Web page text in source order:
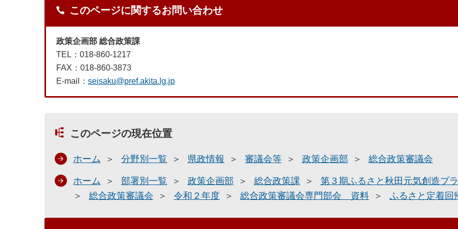
このページに関するお問い合わせ
政策企画部 総合政策課
TEL：018-860-1217
FAX：018-860-3873
E-mail： seisaku@pref.akita.lg.jp
このページの現在位置
ホーム 分野別一覧 県政情報 審議会等 政策企画部 総合政策審議会
ホーム 部署別一覧 政策企画部 総合政策課
第３期ふるさと秋田元気創造プ
総合政策審議会
令和２年度 総合政策審議会専門部会 資料 ふるさと定着回